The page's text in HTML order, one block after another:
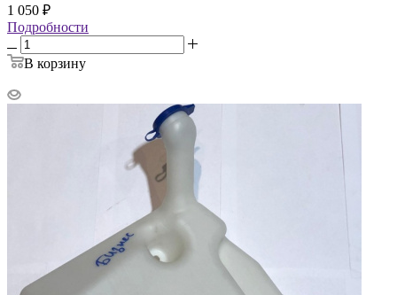
1 050 ₽
Подробности
В корзину